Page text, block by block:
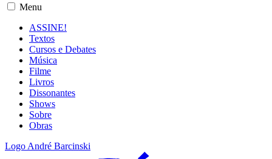
Menu
ASSINE!
Textos
Cursos e Debates
Música
Filme
Livros
Dissonantes
Shows
Sobre
Obras
Logo André Barcinski